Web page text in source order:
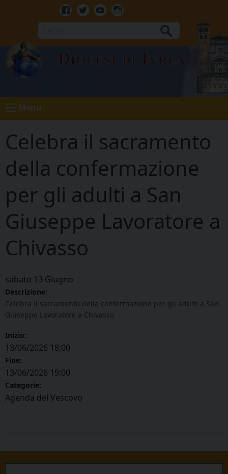
Facebook
TwitterYoutubeInstagram
Diocesi di Ivrea
Menu
Celebra il sacramento
della confermazione
per gli adulti a San
Giuseppe Lavoratore a
Chivasso
sabato 13 Giugno
Descrizione:
Celebra il sacramento della confermazione per gli adulti a San
Giuseppe Lavoratore a Chivasso
Inizio:
13/06/2026 18:00
Fine:
13/06/2026 19:00
Categorie:
Agenda del Vescovo